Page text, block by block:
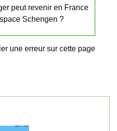
peut revenir en France
Schengen ?
une erreur sur cette page